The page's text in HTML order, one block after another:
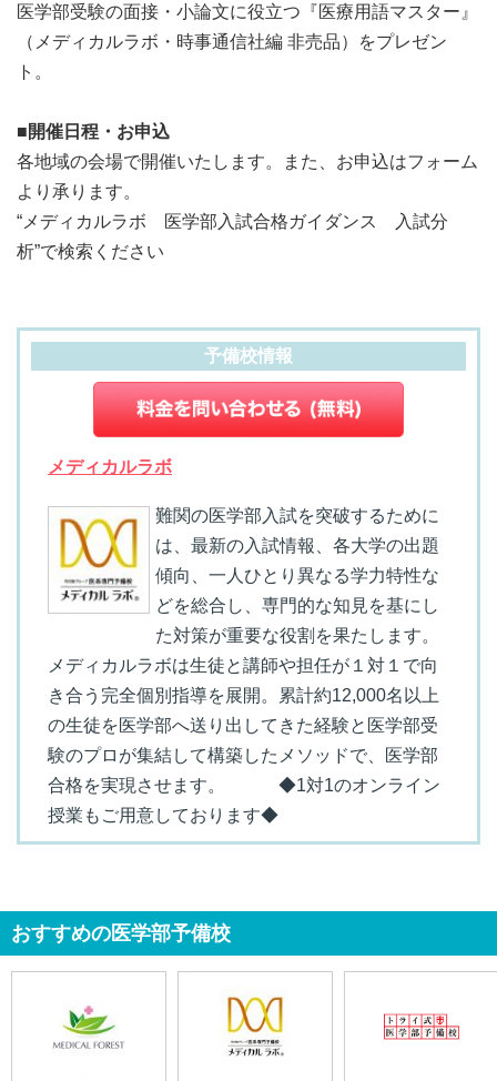
医学部受験の面接・小論文に役立つ『医療用語マスター』
（メディカルラボ・時事通信社編 非売品）をプレゼン
ト。
■開催日程・お申込
各地域の会場で開催いたします。また、お申込はフォーム
より承ります。
“メディカルラボ 医学部入試合格ガイダンス 入試分
析”で検索ください
予備校情報
メディカルラボ
難関の医学部入試を突破するために
は、最新の入試情報、各大学の出題
傾向、一人ひとり異なる学力特性な
どを総合し、専門的な知見を基にし
た対策が重要な役割を果たします。
メディカルラボは生徒と講師や担任が１対１で向
き合う完全個別指導を展開。累計約12,000名以上
の生徒を医学部へ送り出してきた経験と医学部受
験のプロが集結して構築したメソッドで、医学部
合格を実現させます。 ◆1対1のオンライン
授業もご用意しております◆
おすすめの医学部予備校